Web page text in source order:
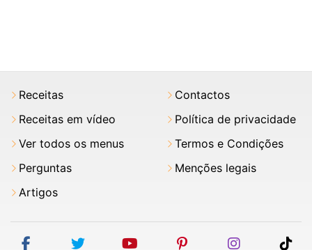
Receitas
Receitas em vídeo
Ver todos os menus
Perguntas
Artigos
Contactos
Política de privacidade
Termos e Condições
Menções legais
facebooktwitter youtubepinterestinstagram